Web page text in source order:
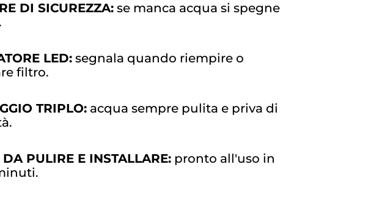
DI SICUREZZA:se manca acqua si spegne
LED:segnala quando riempire o
filtro.
TRIPLO:acqua sempre pulita e priva di
DA PULIRE E INSTALLARE:pronto all'uso in